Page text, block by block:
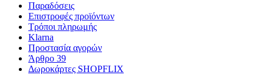
Παραδόσεις
Επιστροφές προϊόντων
Τρόποι πληρωμής
Klarna
Προστασία αγορών
Άρθρο 39
Δωροκάρτες SHOPFLIX